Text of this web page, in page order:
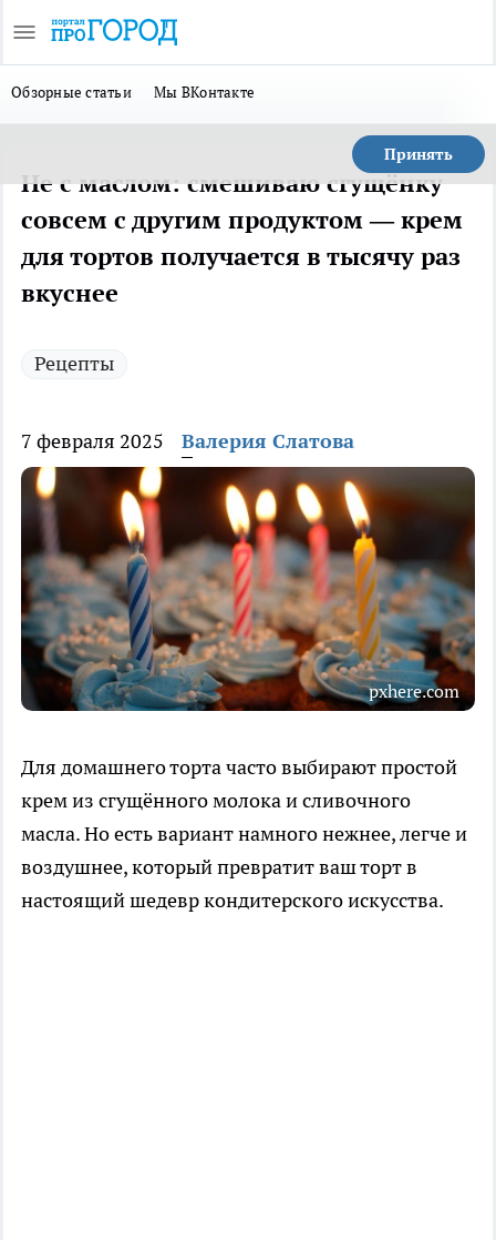
Обзорные статьи Мы ВКонтакте
Принять
Не с маслом: смешиваю сгущёнку
совсем с другим продуктом — крем
для тортов получается в тысячу раз
вкуснее
Рецепты
7 февраля 2025 Валерия Слатова
pxhere.com
Для домашнего торта часто выбирают простой
крем из сгущённого молока и сливочного
масла. Но есть вариант намного нежнее, легче и
воздушнее, который превратит ваш торт в
настоящий шедевр кондитерского искусства.